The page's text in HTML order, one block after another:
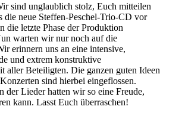
sind unglaublich stolz, Euch mitteilen
die neue Steffen-Peschel-Trio-CD vor
die letzte Phase der Produktion
warten wir nur noch auf die
erinnern uns an eine intensive,
und extrem konstruktive
aller Beteiligten. Die ganzen guten Ideen
sind hierbei eingeflossen.
der Lieder hatten wir so eine Freude,
kann. Lasst Euch überraschen!